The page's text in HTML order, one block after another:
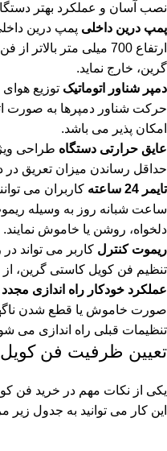
نصب آسان و عملکرد بهتر دستگاه
پمپ درین داخلی پمپ درین
گرین، خارج نماید.
دمپر شناور اتوماتیک توزیع
حرکت شناور دمپرها به صورت
امکان پذیر می باشد.
عایق حرارتی دستگاه طراحی
حداقل رساندن میزان تعریق
تایمر 24 ساعته
ساعت شبانه روز به وسیله
دلخواه، روشن یا خاموش نمایند.
ریموت کنترل کاربر می تواند
تنظیم فن کویل کاستی گرین، از
عملکرد خودکار راه اندازی مجدد
صورت خاموش یا قطع شدن
تنظیمات قبلی راه اندازی می
تعیین ظرفیت فن
یکی از نکات مهم در خرید فن
این کار می توانید به جدول زیر